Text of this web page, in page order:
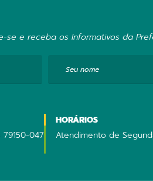
se e receba os Informativos da
Seu nome
047
HORÁRIOS
Atendimento de